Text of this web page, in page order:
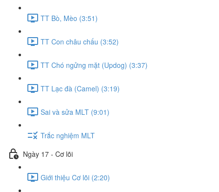
TT Bò, Mèo (3:51)
TT Con châu chấu (3:52)
TT Chó ngửng mặt (Updog) (3:37)
TT Lạc đà (Camel) (3:19)
Sai và sửa MLT (9:01)
Trắc nghiệm MLT
Ngày 17 - Cơ lõi
Giới thiệu Cơ lõi (2:20)